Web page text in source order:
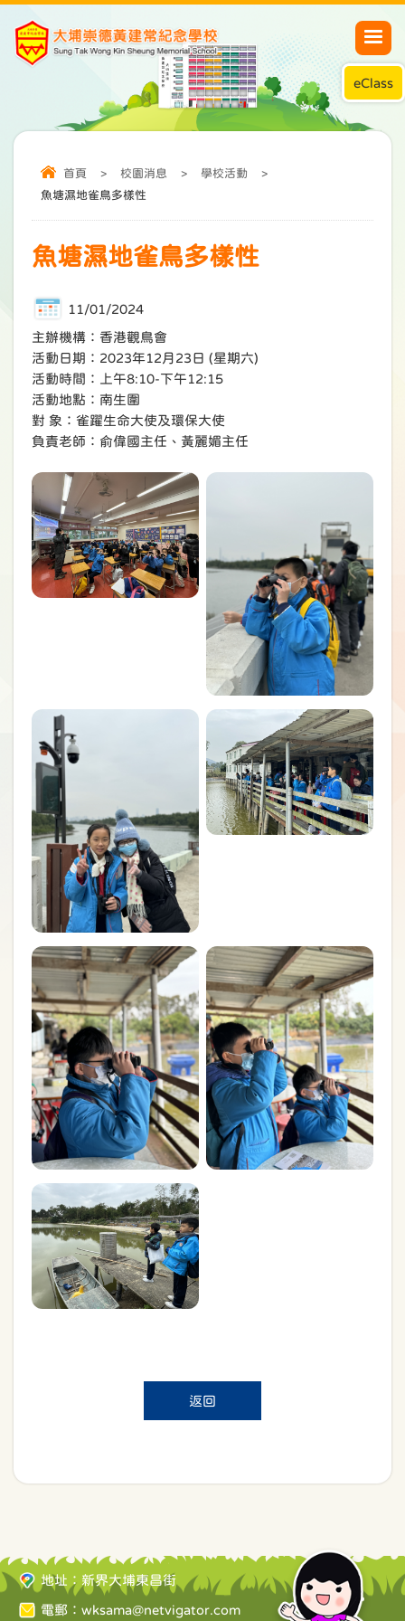
eClass
首頁 > 校園消息 > 學校活動
>
魚塘濕地雀鳥多樣性
魚塘濕地雀鳥多樣性
11/01/2024
主辦機構：香港觀鳥會
活動日期：2023年12月23日 (星期六)
活動時間：上午8:10-下午12:15
活動地點：南生圍
對 象：雀躍生命大使及環保大使
負責老師：俞偉國主任、黃麗媚主任
返回
地址：新界大埔東昌街
電郵： wksama@netvigator.com